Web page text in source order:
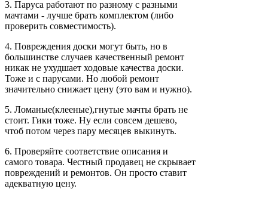
3. Паруса работают по разному с разными
мачтами - лучше брать комплектом (либо
проверить совместимость).
4. Повреждения доски могут быть, но в
большинстве случаев качественный ремонт
никак не ухудшает ходовые качества доски.
Тоже и с парусами. Но любой ремонт
значительно снижает цену (это вам и нужно).
5. Ломаные(клееные),гнутые мачты брать не
стоит. Гики тоже. Ну если совсем дешево,
чтоб потом через пару месяцев выкинуть.
6. Проверяйте соответствие описания и
самого товара. Честный продавец не скрывает
повреждений и ремонтов. Он просто ставит
адекватную цену.